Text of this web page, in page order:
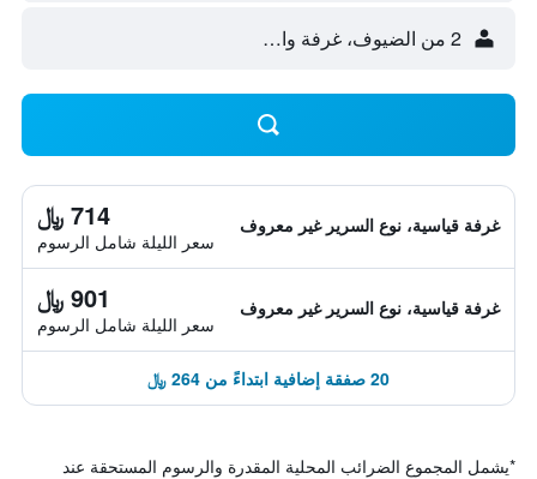
2 من الضيوف، غرفة واحدة
غرفة قياسية، نوع السرير غير معروف 714 ﷼
سعر الليلة شامل الرسوم
غرفة قياسية، نوع السرير غير معروف 901 ﷼
سعر الليلة شامل الرسوم
20 صفقة إضافية ابتداءً من 264 ﷼
*يشمل المجموع الضرائب المحلية المقدرة والرسوم المستحقة عند